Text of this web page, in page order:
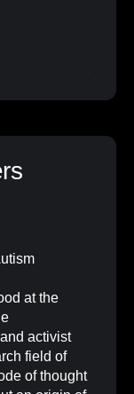
at the
activist
field of
of thought